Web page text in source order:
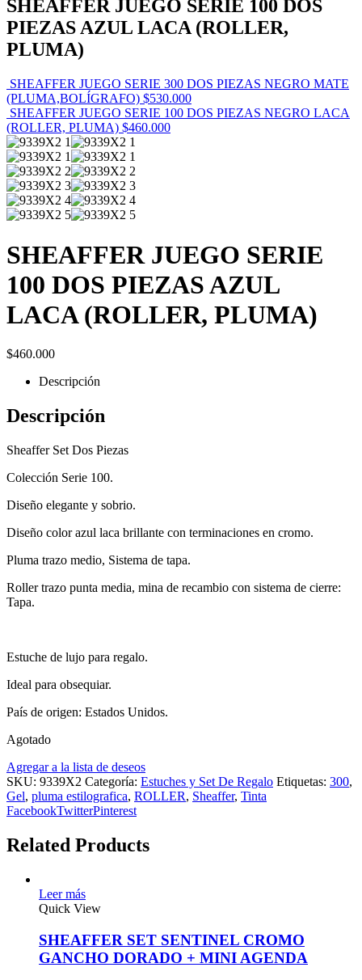
SHEAFFER JUEGO SERIE 100 DOS
PIEZAS AZUL LACA (ROLLER,
PLUMA)
SHEAFFER JUEGO SERIE 300 DOS PIEZAS NEGRO MATE
(PLUMA,BOLÍGRAFO) $530.000
SHEAFFER JUEGO SERIE 100 DOS PIEZAS NEGRO LACA
(ROLLER, PLUMA) $460.000
SHEAFFER JUEGO SERIE
100 DOS PIEZAS AZUL
LACA (ROLLER, PLUMA)
$460.000
Descripción
Descripción
Sheaffer Set Dos Piezas
Colección Serie 100.
Diseño elegante y sobrio.
Diseño color azul laca brillante con terminaciones en cromo.
Pluma trazo medio, Sistema de tapa.
Roller trazo punta media, mina de recambio con sistema de cierre:
Tapa.
Estuche de lujo para regalo.
Ideal para obsequiar.
País de origen: Estados Unidos.
Agotado
Agregar a la lista de deseos
SKU: 9339X2 Categoría: Estuches y Set De Regalo Etiquetas: 300,
Gel, pluma estilografica, ROLLER, Sheaffer, Tinta
FacebookTwitterPinterest
Related Products
Leer más
Quick View
SHEAFFER SET SENTINEL CROMO
GANCHO DORADO + MINI AGENDA